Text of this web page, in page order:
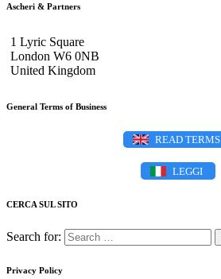
Ascheri & Partners
1 Lyric Square
London W6 0NB
United Kingdom
General Terms of Business
READ TERMS
LEGGI
CERCA SUL SITO
Search for:
Privacy Policy